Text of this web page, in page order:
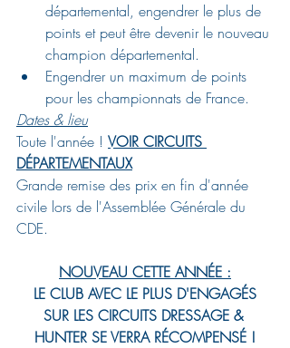
départemental, engendrer le plus de
points et peut être devenir le nouveau
champion départemental.
Engendrer un maximum de points
pour les championnats de France.
Dates & lieu
Toute l'année ! VOIR CIRCUITS
DÉPARTEMENTAUX
Grande remise des prix en fin d'année
civile lors de l'Assemblée Générale du
CDE.
NOUVEAU CETTE ANNÉE :
SUR LES CIRCUITS DRESSAGE &
HUNTER SE VERRA RÉCOMPENSÉ !